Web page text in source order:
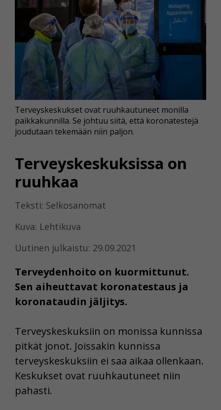
Terveyskeskuksissa on
ruuhkaa
Teksti: Selkosanomat
Kuva: Lehtikuva
Uutinen julkaistu: 29.09.2021
Terveydenhoito on kuormittunut.
Sen aiheuttavat koronatestaus ja
koronataudin jäljitys.
Terveyskeskukset ovat ruuhkautuneet monilla
paikkakunnilla. Se johtuu siitä, että koronatestejä
joudutaan tekemään niin paljon.
Terveyskeskuksiin on monissa kunnissa
pitkät jonot. Joissakin kunnissa
terveyskeskuksiin ei saa aikaa ollenkaan.
Keskukset ovat ruuhkautuneet niin
pahasti.